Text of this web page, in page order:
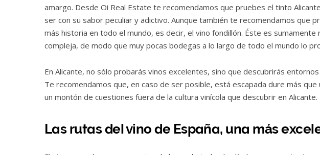
amargo. Desde Oi Real Estate te recomendamos que pruebes el tinto
ser con su sabor peculiar y adictivo. Aunque también te recomendamos que
más historia en todo el mundo, es decir, el vino fondillón. Éste es sumamente
compleja, de modo que muy pocas bodegas a lo largo de todo el mundo lo
En Alicante, no sólo probarás vinos excelentes, sino que descubrirás
Te recomendamos que, en caso de ser posible, está escapada dure más
un montón de cuestiones fuera de la cultura vinícola que descubrir en Alicante.
Las rutas del vino de España, una más